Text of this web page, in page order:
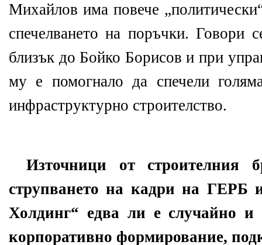
Михайлов има повече
спечелването на поръчки. Говори
близък до Бойко Борисов и при
му е помогнало да спечели
инфраструктурно строителство.
Източници от строителния
струпването на кадри на ГЕРБ
Холдинг“ едва ли е случайно и
корпоративно формирование,